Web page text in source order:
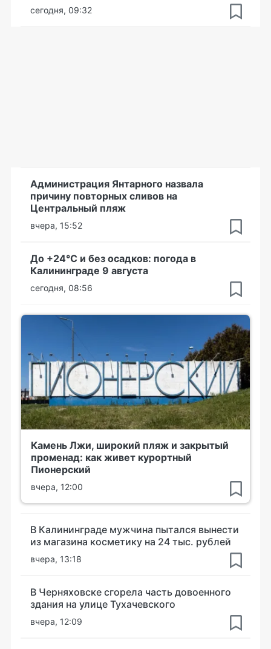
сегодня, 09:32
Администрация Янтарного назвала
причину повторных сливов на
Центральный пляж
вчера, 15:52
До +24°С и без осадков: погода в
Калининграде 9 августа
сегодня, 08:56
Камень Лжи, широкий пляж и закрытый
променад: как живет курортный
Пионерский
вчера, 12:00
В Калининграде мужчина пытался вынести
из магазина косметику на 24 тыс. рублей
вчера, 13:18
В Черняховске сгорела часть довоенного
здания на улице Тухачевского
вчера, 12:09